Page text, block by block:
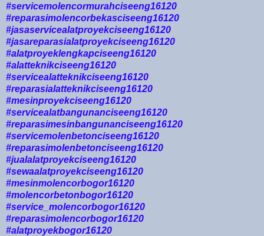
#servicemolencormurahciseeng16120
#reparasimolencorbekasciseeng16120
#jasaservicealatproyekciseeng16120
#jasareparasialatproyekciseeng16120
#alatproyeklengkapciseeng16120
#alatteknikciseeng16120
#servicealatteknikciseeng16120
#reparasialatteknikciseeng16120
#mesinproyekciseeng16120
#servicealatbangunanciseeng16120
#reparasimesinbangunanciseeng16120
#servicemolenbetonciseeng16120
#reparasimolenbetonciseeng16120
#jualalatproyekciseeng16120
#sewaalatproyekciseeng16120
#mesinmolencorbogor16120
#molencorbetonbogor16120
#service_molencorbogor16120
#reparasimolencorbogor16120
#alatproyekbogor16120